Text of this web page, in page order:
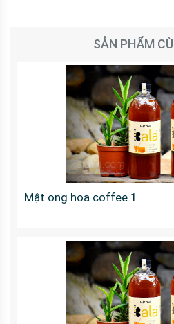
SẢN PHẨM
Mật ong hoa coffee 1